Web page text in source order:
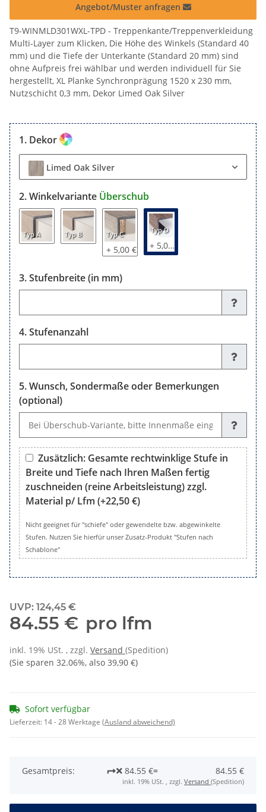
Angebot/Muster anfragen
T9-WINMLD301WXL-TPD - Treppenkante/Treppenverkleidung
Multi-Layer zum Klicken, Die Höhe des Winkels (Standard 40
mm) und die Tiefe der Unterkante (Standard 20 mm) sind
ohne Aufpreis frei wählbar und werden individuell für Sie
hergestellt, XL Planke Synchronprägung 1520 x 230 mm,
Nutzschicht 0,3 mm, Dekor Limed Oak Silver
Dekor
Limed Oak Silver
Winkelvariante Überschub
Typ A Typ B Typ C
+ 5,00 €
Typ D
+ 5,00 €
Stufenbreite (in mm)
Stufenanzahl
Wunsch, Sondermaße oder Bemerkungen
(optional)
Zusätzlich: Gesamte rechtwinklige Stufe in
Breite und Tiefe nach Ihren Maßen fertig
zuschneiden (reine Arbeitsleistung) zzgl.
Material p/ Lfm (+22,50 €)
Zusätzlich: Gesamte rechtwinklige Stufe in Breite und
Nicht geeignet für "schiefe" oder gewendelte bzw. abgewinkelte
Stufen. Nutzen Sie hierfür unser Zusatz-Produkt "Stufen nach
Schablone"
UVP: 124,45 €
84.55 € pro lfm
inkl. 19% USt. , zzgl. Versand (Spedition)
(Sie sparen 32.06%, also 39,90 €)
Sofort verfügbar
Lieferzeit: 14 - 28 Werktage (Ausland abweichend)
Gesamtpreis: 84.55 €= 84.55 €
inkl. 19% USt. , zzgl. Versand (Spedition)